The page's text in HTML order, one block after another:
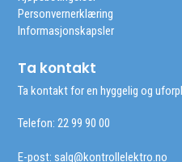
Personvernerklæring
Informasjonskapsler
Ta kontakt
Ta kontakt for en hyggelig og
Telefon: 22 99 90 00
E-post: salg@kontrollelektro.no